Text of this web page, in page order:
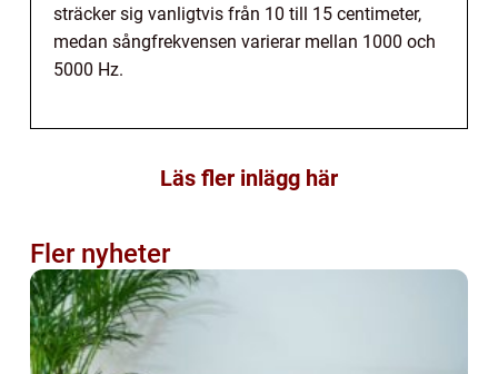
sträcker sig vanligtvis från 10 till 15 centimeter,
medan sångfrekvensen varierar mellan 1000 och
5000 Hz.
Läs fler inlägg här
Fler nyheter